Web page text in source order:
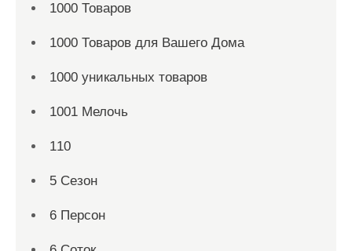
1000 Товаров
1000 Товаров для Вашего Дома
1000 уникальных товаров
1001 Мелочь
110
5 Сезон
6 Персон